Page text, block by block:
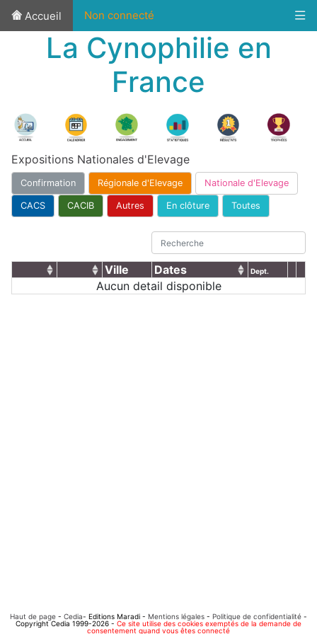
Accueil Non connecté
La Cynophilie en
France
Expositions Nationales d'Elevage
Confirmation Régionale d'Elevage Nationale d'Elevage
CACS CACIB Autres En clôture Toutes
Ville Dates Dept.
Aucun detail disponible
Haut de page - Cedia- Editions Maradi - Mentions légales - Politique de confidentialité -
Copyright Cedia 1999-2026 - Ce site utilise des cookies exemptés de la demande de
consentement quand vous êtes connecté